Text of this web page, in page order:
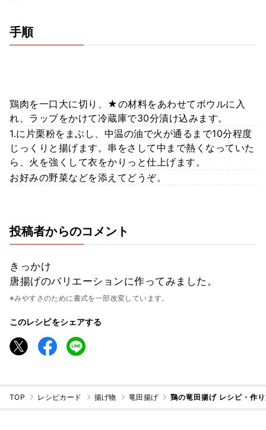
手順
鶏肉を一口大に切り、★の材料をあわせてボウルに入
れ、ラップをかけて冷蔵庫で30分漬け込みます。
1.に片栗粉をまぶし、中温の油で火が通るまで10分程度
じっくりと揚げます。串をさして中まで熱くなっていた
ら、火を強くして衣をかりっと仕上げます。
お好みの野菜などを添えてどうぞ。
投稿者からのコメント
きっかけ
唐揚げのバリエーションに作ってみました。
※みやすさのために書式を一部改変しています。
このレシピをシェアする
TOP レシピカード 揚げ物 竜田揚げ 鶏の竜田揚げ レシピ・作